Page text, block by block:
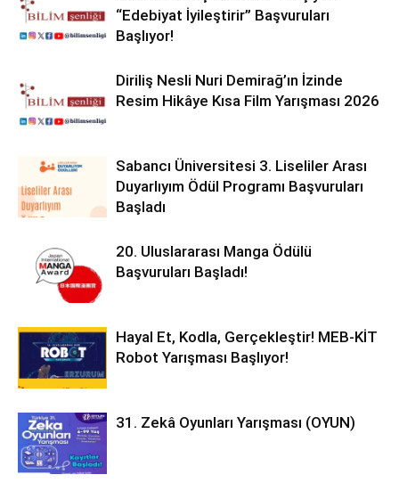
“Edebiyat İyileştirir” Başvuruları
Başlıyor!
Diriliş Nesli Nuri Demirağ’ın İzinde
Resim Hikâye Kısa Film Yarışması 2026
Sabancı Üniversitesi 3. Liseliler Arası
Duyarlıyım Ödül Programı Başvuruları
Başladı
20. Uluslararası Manga Ödülü
Başvuruları Başladı!
Hayal Et, Kodla, Gerçekleştir! MEB-KİT
Robot Yarışması Başlıyor!
31. Zekâ Oyunları Yarışması (OYUN)